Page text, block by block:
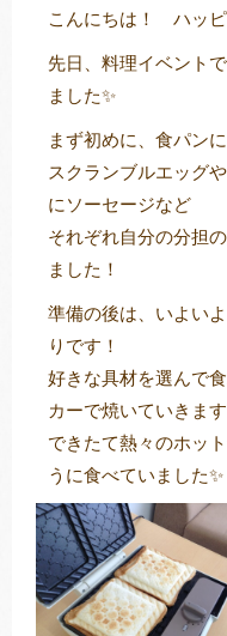
トレ
こんにちは！ ハッ
先日、料理イベント
ました✨
まず初めに、食パン
スクランブルエッグ
にソーセージなど
それぞれ自分の分担
ました！
準備の後は、いよい
りです！
好きな具材を選んで
カーで焼いていきます
できたて熱々のホッ
うに食べていました✨